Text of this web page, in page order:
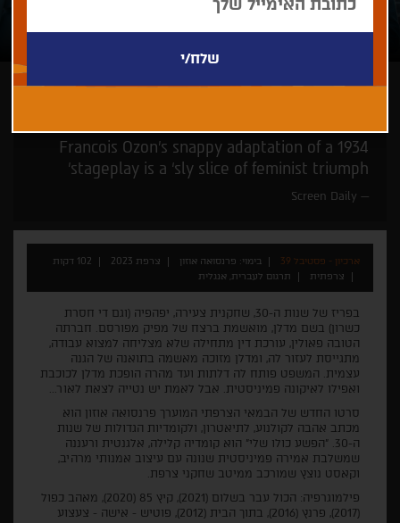
Francois Ozon’s snappy adaptation of a 1934
stageplay is a ‘sly slice of feminist triumph’
Screen Daily
ארכיון - פסטיבל 39 בימוי: פרנסואה אוזון צרפת 2023
102 דקות
צרפתית
תרגום לעברית, אנגלית
בפריז של שנות ה-30, שחקנית צעירה, יפהפיה (וגם די חסרת
כשרון) בשם מדלן, מואשמת ברצח של מפיק מפורסם. חברתה
הטובה פאולין, עורכת דין מתחילה שלא מצליחה למצוא עבודה,
מתגייסת לעזור לה, ומדלן מזוכה מאשמה בתואנה של הגנה
עצמית. המשפט פותח לה דלתות ועד מהרה הופכת מדלן לכוכבת
ואפילו לאיקונה פמיניסטית. אבל לאמת יש נטייה לצאת לאור...
סרטו החדש של הבמאי הצרפתי המוערך פרנסואה אוזון הוא
מכתב אהבה לקולנוע, לתיאטרון, ולקומדיות הגדולות של שנות
ה-30. "הפשע כולו שלי" הוא קומדיה קלילה, אלגנטית ורעננה
שמשלבת אמירה פמיניסטית שנונה עם עיצוב אמנותי מרהיב,
וקאסט נוצץ שמורכב ממיטב שחקני צרפת.
פילמוגרפיה: הכול עבר בשלום (2021), קיץ 85 (2020), מאהב כפול
(2017), פרנץ (2016), בתוך הבית (2012), פוטיש - אישה - צעצוע